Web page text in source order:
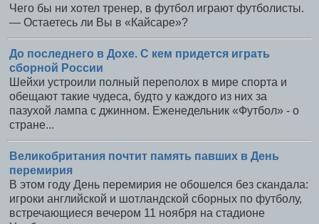
Чего бы ни хотел тренер, в футбол играют футболисты.
— Остаетесь ли Вы в «Кайсаре»?
До последнего в Дохе. С кем придется играть
сборной России
Шейхи устроили полный переполох в мире спорта и
обещают такие чудеса, будто у каждого из них за
пазухой лампа с джинном. Еженедельник «Футбол» - о
стране...
Великобритания почтит память павших в День
перемирия
В этом году День перемирия не обошелся без скандала:
игроки английской и шотландской сборных по футболу,
встречающиеся вечером 11 ноября на стадионе